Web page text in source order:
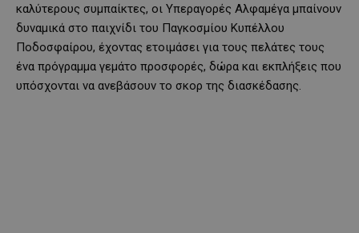
καλύτερους συμπαίκτες, οι Υπεραγορές Αλφαμέγα μπαίνουν
δυναμικά στο παιχνίδι του Παγκοσμίου Κυπέλλου
Ποδοσφαίρου, έχοντας ετοιμάσει για τους πελάτες τους
ένα πρόγραμμα γεμάτο προσφορές, δώρα και εκπλήξεις που
υπόσχονται να ανεβάσουν το σκορ της διασκέδασης.